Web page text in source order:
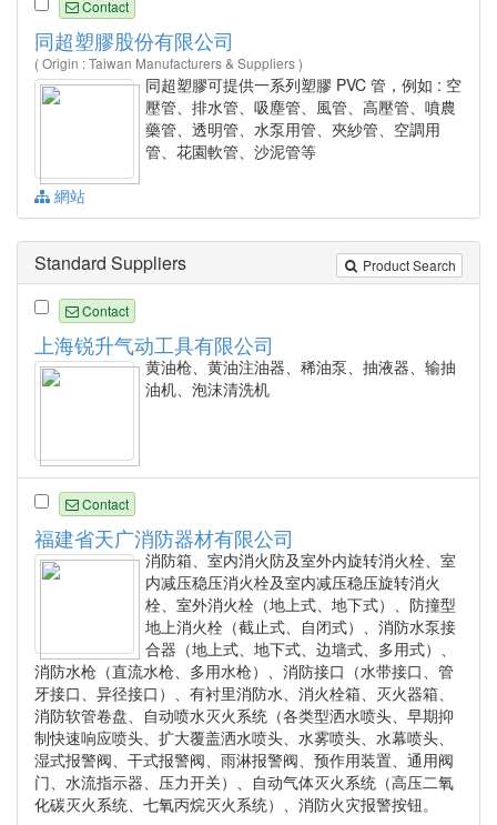
Contact
同超塑膠股份有限公司
( Origin : Taiwan Manufacturers & Suppliers )
同超塑膠可提供一系列塑膠 PVC 管，例如 : 空
壓管、排水管、吸塵管、風管、高壓管、噴農
藥管、透明管、水泵用管、夾紗管、空調用
管、花園軟管、沙泥管等
網站
Product Search
Standard Suppliers
Contact
上海锐升气动工具有限公司
黄油枪、黄油注油器、稀油泵、抽液器、输抽
油机、泡沫清洗机
Contact
福建省天广消防器材有限公司
消防箱、室内消火防及室外内旋转消火栓、室
内减压稳压消火栓及室内减压稳压旋转消火
栓、室外消火栓（地上式、地下式）、防撞型
地上消火栓（截止式、自闭式）、消防水泵接
合器（地上式、地下式、边墙式、多用式）、
消防水枪（直流水枪、多用水枪）、消防接口（水带接口、管
牙接口、异径接口）、有衬里消防水、消火栓箱、灭火器箱、
消防软管卷盘、自动喷水灭火系统（各类型洒水喷头、早期抑
制快速响应喷头、扩大覆盖洒水喷头、水雾喷头、水幕喷头、
湿式报警阀、干式报警阀、雨淋报警阀、预作用装置、通用阀
门、水流指示器、压力开关）、自动气体灭火系统（高压二氧
化碳灭火系统、七氧丙烷灭火系统）、消防火灾报警按钮。